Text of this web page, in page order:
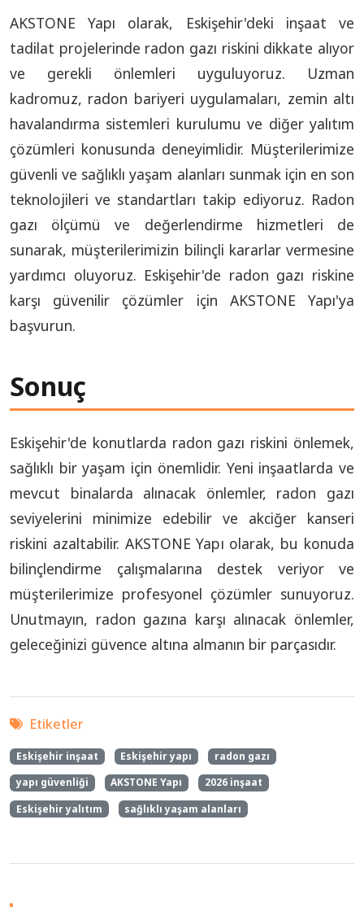
AKSTONE Yapı olarak, Eskişehir'deki inşaat ve
tadilat projelerinde radon gazı riskini dikkate alıyor
ve gerekli önlemleri uyguluyoruz. Uzman
kadromuz, radon bariyeri uygulamaları, zemin altı
havalandırma sistemleri kurulumu ve diğer yalıtım
çözümleri konusunda deneyimlidir. Müşterilerimize
güvenli ve sağlıklı yaşam alanları sunmak için en son
teknolojileri ve standartları takip ediyoruz. Radon
gazı ölçümü ve değerlendirme hizmetleri de
sunarak, müşterilerimizin bilinçli kararlar vermesine
yardımcı oluyoruz. Eskişehir'de radon gazı riskine
karşı güvenilir çözümler için AKSTONE Yapı'ya
başvurun.
Sonuç
Eskişehir'de konutlarda radon gazı riskini önlemek,
sağlıklı bir yaşam için önemlidir. Yeni inşaatlarda ve
mevcut binalarda alınacak önlemler, radon gazı
seviyelerini minimize edebilir ve akciğer kanseri
riskini azaltabilir. AKSTONE Yapı olarak, bu konuda
bilinçlendirme çalışmalarına destek veriyor ve
müşterilerimize profesyonel çözümler sunuyoruz.
Unutmayın, radon gazına karşı alınacak önlemler,
geleceğinizi güvence altına almanın bir parçasıdır.
Etiketler
Eskişehir inşaat Eskişehir yapı
radon gazı
yapı güvenliği
AKSTONE Yapı
2026 inşaat
Eskişehir yalıtım
sağlıklı yaşam alanları